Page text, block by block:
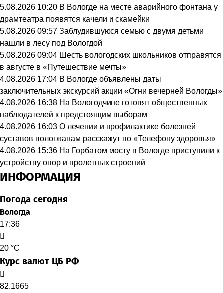
5.08.2026 10:20 В Вологде на месте аварийного фонтана у
драмтеатра появятся качели и скамейки
5.08.2026 09:57 Заблудившуюся семью с двумя детьми
нашли в лесу под Вологдой
5.08.2026 09:04 Шесть вологодских школьников отправятся
в августе в «Путешествие мечты»
4.08.2026 17:04 В Вологде объявлены даты
заключительных экскурсий акции «Огни вечерней Вологды»
4.08.2026 16:38 На Вологодчине готовят общественных
наблюдателей к предстоящим выборам
4.08.2026 16:03 О лечении и профилактике болезней
суставов вологжанам расскажут по «Телефону здоровья»
4.08.2026 15:36 На Горбатом мосту в Вологде приступили к
устройству опор и пролетных строений
ИНФОРМАЦИЯ
Погода сегодня
Вологда
17:36
20 °C
Курс валют ЦБ РФ
82.1665